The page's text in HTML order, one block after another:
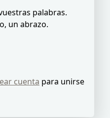
palabras.
un abrazo.
cuenta para unirse